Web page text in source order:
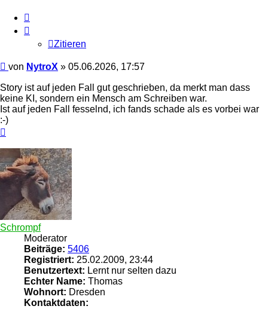
Zitieren
Beitrag
von NytroX » 05.06.2026, 17:57
Story ist auf jeden Fall gut geschrieben, da merkt man dass
keine KI, sondern ein Mensch am Schreiben war.
Ist auf jeden Fall fesselnd, ich fands schade als es vorbei war
:-)
Schrompf
Moderator
Beiträge: 5406
Registriert: 25.02.2009, 23:44
Benutzertext: Lernt nur selten dazu
Echter Name: Thomas
Wohnort: Dresden
Kontaktdaten: